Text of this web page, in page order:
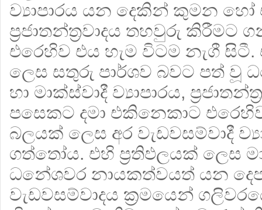
ව්‍යාපාරය යන දෙකින් කුමන හෝ
ප‍්‍රජාතන්ත‍්‍රවාදය තහවුරු කිරීමට
එරෙහිව එය හැම විටම නැගී
ලෙස සතුරු පාර්ශව බවට පත් වූ
හා මාක්ස්වාදී ව්‍යාපාරය,
පසෙකට දමා එකිනෙකාට
බලයක් ලෙස අර වැඩවසම්වාදී
ගත්තෝය. එහි ප‍්‍රතිඵලයක් ලෙස
ධනේශවර නායකත්වයත් යන
වැඩවසම්වාදය ක‍්‍රමයෙන්